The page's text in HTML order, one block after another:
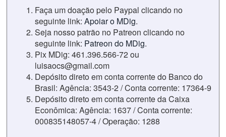
Faça um doação pelo Paypal clicando no
seguinte link: Apoiar o MDig.
Seja nosso patrão no Patreon clicando no
seguinte link: Patreon do MDig.
Pix MDig: 461.396.566-72 ou
luisaocs@gmail.com
Depósito direto em conta corrente do Banco do
Brasil: Agência: 3543-2 / Conta corrente: 17364-9
Depósito direto em conta corrente da Caixa
Econômica: Agência: 1637 / Conta corrente:
000835148057-4 / Operação: 1288